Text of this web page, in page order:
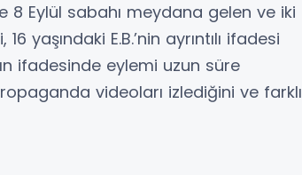
8 Eylül sabahı meydana gelen ve iki
yaşındaki E.B.’nin ayrıntılı ifadesi
ifadesinde eylemi uzun süre
videoları izlediğini ve farklı